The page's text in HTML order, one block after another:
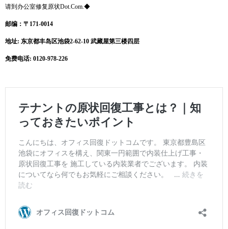
请到办公室修复原状Dot.Com.◆
邮编 ：〒 171-0014
地址: 东京都丰岛区池袋2-62-10 武藏屋第三楼四层
免费电话: 0120-978-226